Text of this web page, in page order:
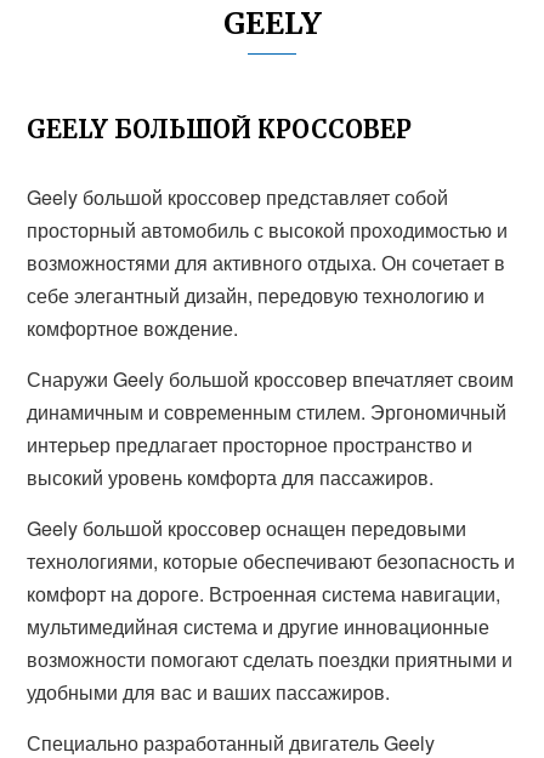
GEELY
GEELY БОЛЬШОЙ КРОССОВЕР
Geely большой кроссовер представляет собой
просторный автомобиль с высокой проходимостью и
возможностями для активного отдыха. Он сочетает в
себе элегантный дизайн, передовую технологию и
комфортное вождение.
Снаружи Geely большой кроссовер впечатляет своим
динамичным и современным стилем. Эргономичный
интерьер предлагает просторное пространство и
высокий уровень комфорта для пассажиров.
Geely большой кроссовер оснащен передовыми
технологиями, которые обеспечивают безопасность и
комфорт на дороге. Встроенная система навигации,
мультимедийная система и другие инновационные
возможности помогают сделать поездки приятными и
удобными для вас и ваших пассажиров.
Специально разработанный двигатель Geely